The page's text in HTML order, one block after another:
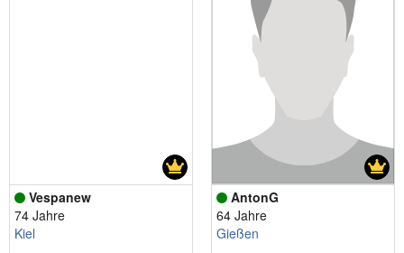
Vespanew
74 Jahre
Kiel
AntonG
64 Jahre
Gießen